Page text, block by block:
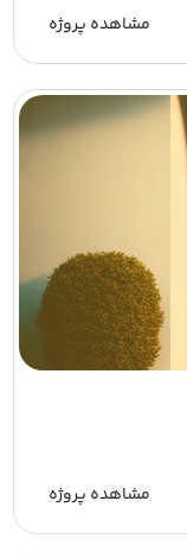
مشاهده پروژه
مشاهده پروژه